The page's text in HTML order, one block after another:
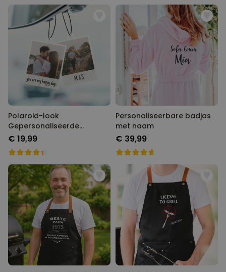
Polaroid-look
Gepersonaliseerde
Geurhanger set van 2
€ 19,99
Personaliseerbare badjas
met naam
€ 39,99